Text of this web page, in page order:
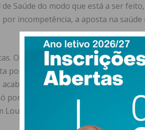
Saúde do modo que está a ser
incompetência, a aposta na
Os governos liderados pelo
por entidades privadas competentes
o caos nas urgências, as
porque a gestão é privada, estão
Loures, onde rapidamente o caos se